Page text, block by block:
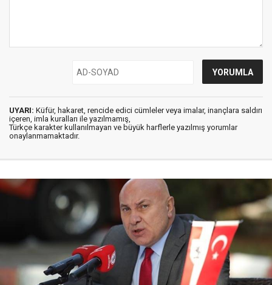
UYARI: Küfür, hakaret, rencide edici cümleler veya imalar, inançlara saldırı
içeren, imla kuralları ile yazılmamış,
Türkçe karakter kullanılmayan ve büyük harflerle yazılmış yorumlar
onaylanmamaktadır.